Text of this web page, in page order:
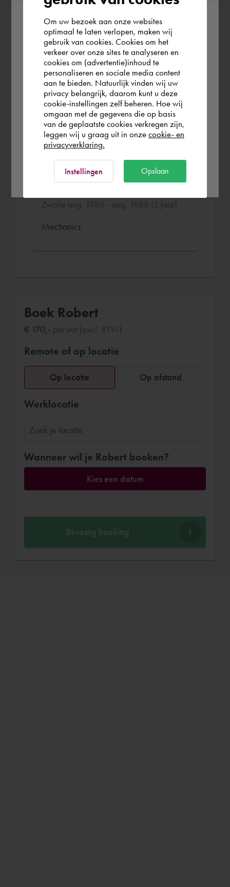
Maken van lay outs en
overzichtstekeningen van het leidingwerk
van kleine melkfabrieken tot 100.000
liter en de instrumenten P&ID.
MTS-WTB
Zwolle aug. 1989 - aug. 1992 (3 jaar)
Mechanics
Zwolle aug. 1986 - aug. 1988 (2 jaar)
Mechanics
Boek Robert
€ 170,- per uur (excl. BTW)
Remote of op locatie
Op locatie Op afstand
Werklocatie
Wanneer wil je Robert boeken?
Kies een datum
Bevestig boeking
According to us you are situated in Rest of
the world. Please confirm in which country
you wish to shop.
Nederland
Rest of the world
Om uw bezoek aan onze websites
optimaal te laten verlopen, maken wij
gebruik van cookies. Cookies om het
verkeer over onze sites te analyseren en
cookies om (advertentie)inhoud te
personaliseren en sociale media content
aan te bieden. Natuurlijk vinden wij uw
privacy belangrijk, daarom kunt u deze
cookie-instellingen zelf beheren. Hoe wij
omgaan met de gegevens die op basis
van de geplaatste cookies verkregen zijn,
leggen wij u graag uit in onze cookie- en
privacyverklaring.
Instellingen Opslaan